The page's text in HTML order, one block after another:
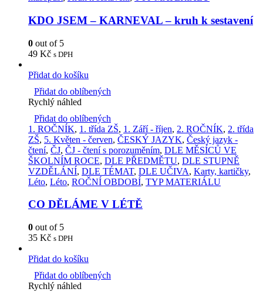
KDO JSEM – KARNEVAL – kruh k sestavení
0 out of 5
49 Kč s DPH
Přidat do košíku
Přidat do oblíbených
Rychlý náhled
Přidat do oblíbených
1. ROČNÍK, 1. třída ZŠ, 1. Září - říjen, 2. ROČNÍK, 2. třída
ZŠ, 5. Květen - červen, ČESKÝ JAZYK, Český jazyk -
čtení, ČJ, ČJ - čtení s porozuměním, DLE MĚSÍCŮ VE
ŠKOLNÍM ROCE, DLE PŘEDMĚTU, DLE STUPNĚ
VZDĚLÁNÍ, DLE TÉMAT, DLE UČIVA, Karty, kartičky,
Léto, Léto, ROČNÍ OBDOBÍ, TYP MATERIÁLU
CO DĚLÁME V LÉTĚ
0 out of 5
35 Kč s DPH
Přidat do košíku
Přidat do oblíbených
Rychlý náhled